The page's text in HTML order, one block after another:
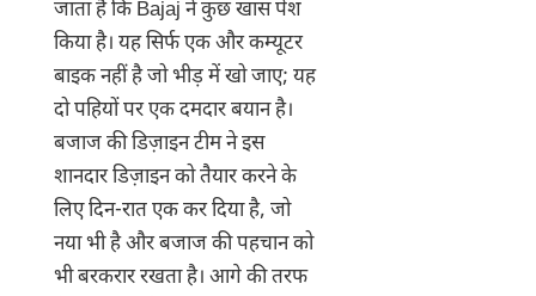
जाता है कि Bajaj ने कुछ खास पेश
किया है। यह सिर्फ एक और कम्यूटर
बाइक नहीं है जो भीड़ में खो जाए; यह
दो पहियों पर एक दमदार बयान है।
बजाज की डिज़ाइन टीम ने इस
शानदार डिज़ाइन को तैयार करने के
लिए दिन-रात एक कर दिया है, जो
नया भी है और बजाज की पहचान को
भी बरकरार रखता है। आगे की तरफ